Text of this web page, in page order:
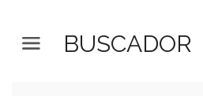
BUSCADOR